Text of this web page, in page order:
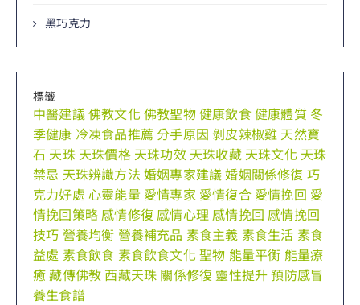
黑巧克力
標籤
中醫建議佛教文化佛教聖物健康飲食健康體質 冬
季健康 冷凍食品推薦 分手原因 剝皮辣椒雞 天然寶
石 天珠 天珠價格 天珠功效 天珠收藏 天珠文化 天珠
禁忌 天珠辨識方法 婚姻專家建議婚姻關係修復 巧
克力好處 心靈能量 愛情專家 愛情復合 愛情挽回 愛
情挽回策略 感情修復 感情心理 感情挽回 感情挽回
技巧 營養均衡 營養補充品 素食主義 素食生活 素食
益處 素食飲食 素食飲食文化聖物 能量平衡 能量療
癒藏傳佛教 西藏天珠 關係修復 靈性提升預防感冒
養生食譜